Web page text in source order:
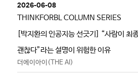
2026-06-08
THINKFORBL COLUMN SERIES
[박지환의 인공지능 선긋기] “사람이 최
괜찮다”라는 설명이 위험한 이유
더에이아이(THE AI)